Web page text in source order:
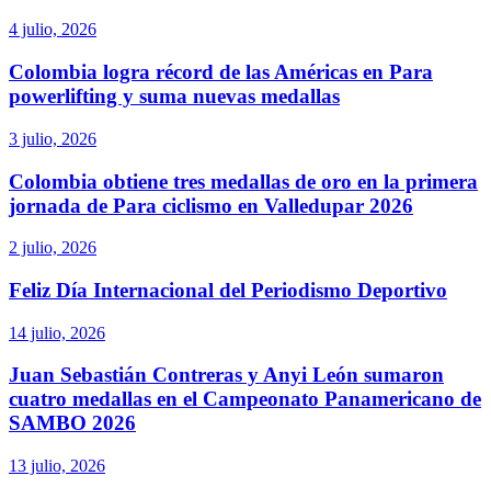
4 julio, 2026
Colombia logra récord de las Américas en Para
powerlifting y suma nuevas medallas
3 julio, 2026
Colombia obtiene tres medallas de oro en la primera
jornada de Para ciclismo en Valledupar 2026
2 julio, 2026
Feliz Día Internacional del Periodismo Deportivo
14 julio, 2026
Juan Sebastián Contreras y Anyi León sumaron
cuatro medallas en el Campeonato Panamericano de
SAMBO 2026
13 julio, 2026